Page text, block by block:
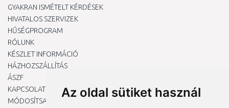
Az oldal sütiket használ
GYAKRAN ISMÉTELT KÉRDÉSEK
HIVATALOS SZERVIZEK
HŰSÉGPROGRAM
RÓLUNK
KÉSZLET INFORMÁCIÓ
HÁZHOZSZÁLLÍTÁS
ÁSZF
KAPCSOLAT
MÓDOSÍTSA A COOKIE-BEÁLLÍTÁSAIMAT